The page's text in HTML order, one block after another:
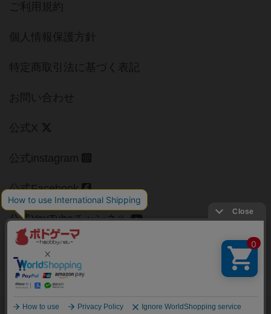
ご利用規約
個人情報保護方針
特定商取引法に基づく表記
お問い合わせ
公式X
公式instagram
公式Facebook
公式YouTubeチャンネル